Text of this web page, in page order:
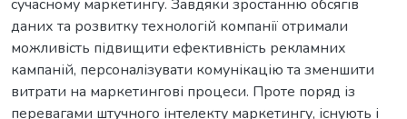
сучасному маркетингу. Завдяки зростанню обсягів
даних та розвитку технологій компанії отримали
можливість підвищити ефективність рекламних
кампаній, персоналізувати комунікацію та зменшити
витрати на маркетингові процеси. Проте поряд із
перевагами штучного інтелекту маркетингу, існують і